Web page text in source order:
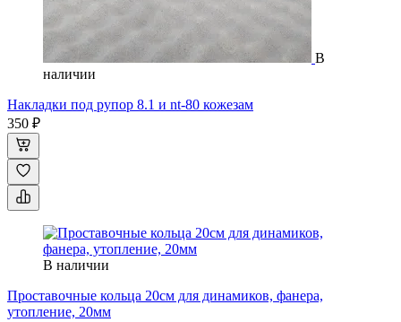
В
наличии
Накладки под рупор 8.1 и nt-80 кожезам
350 ₽
В наличии
Проставочные кольца 20см для динамиков, фанера,
утопление, 20мм